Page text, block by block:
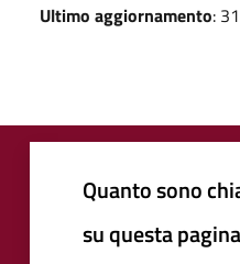
Ultimo aggiornamento:
Quanto sono
su questa